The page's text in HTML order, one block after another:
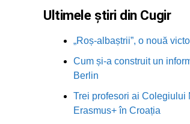
Ultimele știri din Cugir
„Roș-albaștrii”, o nouă
Cum și-a construit un
Berlin
Trei profesori ai Colegiului
Erasmus+ în Croația